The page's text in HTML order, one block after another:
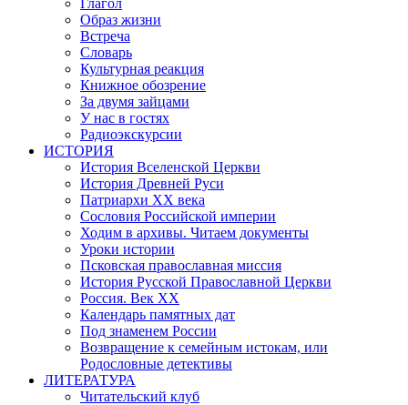
Образ жизни
Встреча
Словарь
Культурная реакция
Книжное обозрение
За двумя зайцами
У нас в гостях
Радиоэкскурсии
ИСТОРИЯ
История Вселенской Церкви
История Древней Руси
Патриархи XX века
Сословия Российской империи
Ходим в архивы. Читаем документы
Уроки истории
Псковская православная миссия
История Русской Православной Церкви
Россия. Век ХХ
Календарь памятных дат
Под знаменем России
Возвращение к семейным истокам, или
Родословные детективы
ЛИТЕРАТУРА
Читательский клуб